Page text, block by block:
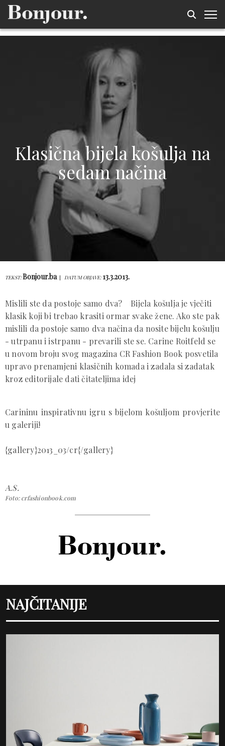
Klasična bijela košulja na
sedam načina
TEKST:Bonjour.ba DATUM OBJAVE: 13.3.2013.
Mislili ste da postoje samo dva? Bijela košulja je vječiti
klasik koji bi trebao krasiti ormar svake žene. Ako ste pak
mislili da postoje samo dva načina da nosite bijelu košulju
- utrpanu i istrpanu - prevarili ste se. Carine Roitfeld se
u novom broju svog magazina CR Fashion Book posvetila
upravo prenamjeni klasičnih komada i zadala si zadatak
kroz editorijale dati čitateljima idej
Carininu inspirativnu igru s bijelom košuljom provjerite
u galeriji!
{gallery}2013_03/cr{/gallery}
A.S.
Foto: crfashionbook.com
NAJČITANIJE